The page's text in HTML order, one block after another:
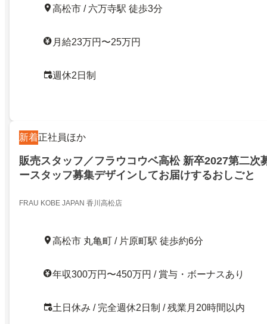
高松市 / 六万寺駅 徒歩3分
月給23万円〜25万円
週休2日制
新着正社員ほか
販売スタッフ／フラウコウベ高松 新卒2027第二次
ースタッフ募集デザインしてお届けするおしごと
FRAU KOBE JAPAN 香川高松店
高松市 丸亀町 / 片原町駅 徒歩約6分
年収300万円〜450万円 / 賞与・ボーナスあり
土日休み / 完全週休2日制 / 残業月20時間以内